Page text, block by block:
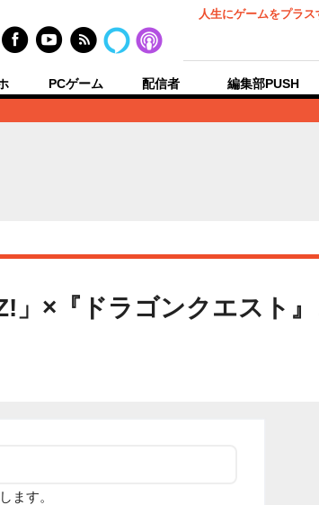
人生にゲームをプラ
PCゲーム 配信者 編集部PUSH
」×『ドラゴンクエスト
ます。